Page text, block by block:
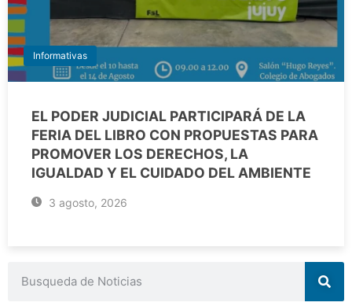
Informativas
EL PODER JUDICIAL PARTICIPARÁ DE LA
FERIA DEL LIBRO CON PROPUESTAS PARA
PROMOVER LOS DERECHOS, LA
IGUALDAD Y EL CUIDADO DEL AMBIENTE
3 agosto, 2026